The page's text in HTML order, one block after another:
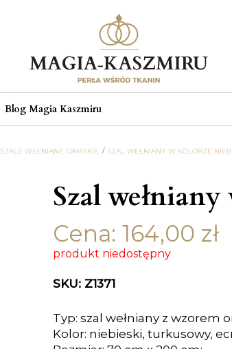
Blog Magia Kaszmiru
SZALE WEŁNIANE DAMSKIE SZAL WEŁNIANY W KOLORZE
Szal
Cena: 164,00 zł
produkt niedostępny
SKU: Z1371
Typ: szal wełniany z wzorem
Kolor: niebieski, turkusowy,